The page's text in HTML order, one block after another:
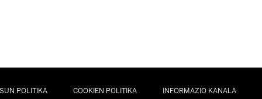
POLITIKA COOKIEN POLITIKA INFORMAZIO KANALA